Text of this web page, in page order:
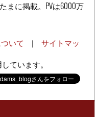
まに掲載。PVは6000万
いて | サイトマッ
ています。